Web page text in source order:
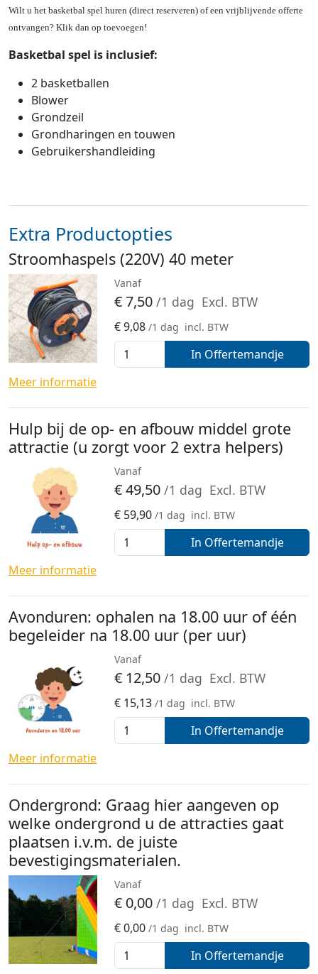
Wilt u het basketbal spel huren (direct reserveren) of een vrijblijvende offerte
ontvangen? Klik dan op toevoegen!
Basketbal spel is inclusief:
2 basketballen
Blower
Grondzeil
Grondharingen en touwen
Gebruikershandleiding
Extra Productopties
Stroomhaspels (220V) 40 meter
Vanaf
€7,50 /1 dag Excl. BTW
€9,08 /1 dag incl. BTW
In Offertemandje
Meer informatie
Hulp bij de op- en afbouw middel grote
attractie (u zorgt voor 2 extra helpers)
Vanaf
€49,50 /1 dag Excl. BTW
€ 59,90 /1 dag incl. BTW
In Offertemandje
Meer informatie
Avonduren: ophalen na 18.00 uur of één
begeleider na 18.00 uur (per uur)
Vanaf
€ 12,50 /1 dag Excl. BTW
€ 15,13 /1 dag incl. BTW
In Offertemandje
Meer informatie
Ondergrond: Graag hier aangeven op
welke ondergrond u de attracties gaat
plaatsen i.v.m. de juiste
bevestigingsmaterialen.
Vanaf
€ 0,00 /1 dag Excl. BTW
€0,00 /1 dag incl. BTW
In Offertemandje